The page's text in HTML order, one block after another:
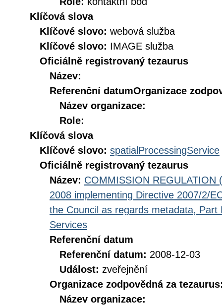
Klíčová slova
Klíčové slovo: webová služba
Klíčové slovo: IMAGE služba
Oficiálně registrovaný tezaurus
Název:
Referenční datumOrganizace
Název organizace:
Role:
Klíčová slova
Klíčové slovo: spatialProcessingService
Oficiálně registrovaný tezaurus
Název: COMMISSION REGULATION
2008 implementing Directive 2007/2/
the Council as regards metadata,
Services
Referenční datum
Referenční datum: 2008-12-03
Událost: zveřejnění
Organizace zodpovědná za
Název organizace: